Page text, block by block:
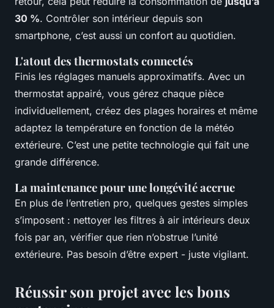
30 %. Contrôler son intérieur depuis son
smartphone, c’est aussi un confort au quotidien.
L'atout des thermostats connectés
Finis les réglages manuels approximatifs. Avec un
thermostat appairé, vous gérez chaque pièce
individuellement, créez des plages horaires et même
adaptez la température en fonction de la météo
extérieure. C’est une petite technologie qui fait une
grande différence.
La maintenance pour une longévité accrue
En plus de l’entretien pro, quelques gestes simples
s’imposent : nettoyer les filtres à air intérieurs deux
fois par an, vérifier que rien n’obstrue l’unité
extérieure. Pas besoin d’être expert - juste vigilant.
Réussir son projet avec les bons